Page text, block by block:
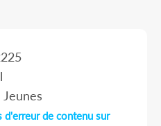
d'erreur de contenu sur